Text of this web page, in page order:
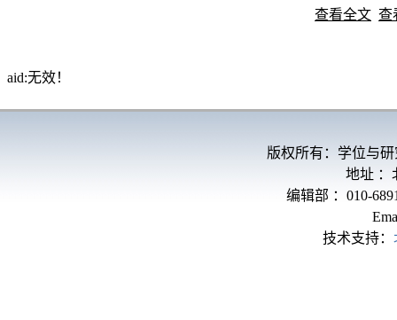
查看全文 查
aid:无效！
版权所有：学位与
地址 ：
编辑部 ：010-
技术支持：